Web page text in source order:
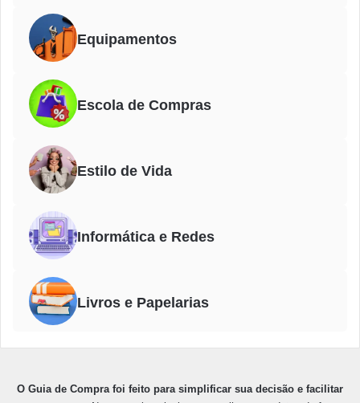
Equipamentos
Escola de Compras
Estilo de Vida
Informática e Redes
Livros e Papelarias
O Guia de Compra foi feito para simplificar sua decisão e facilitar